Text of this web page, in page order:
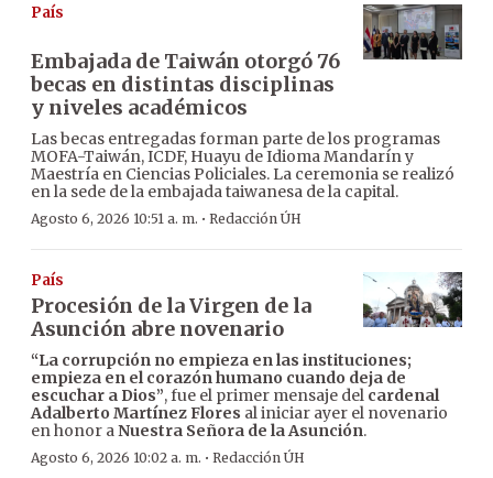
País
Embajada de Taiwán otorgó 76
becas en distintas disciplinas
y niveles académicos
Las becas entregadas forman parte de los programas
MOFA-Taiwán, ICDF, Huayu de Idioma Mandarín y
Maestría en Ciencias Policiales. La ceremonia se realizó
en la sede de la embajada taiwanesa de la capital.
Agosto 6, 2026 10:51 a. m. · Redacción ÚH
País
Procesión de la Virgen de la
Asunción abre novenario
“La corrupción no empieza en las instituciones;
empieza en el corazón humano cuando deja de
escuchar a Dios”, fue el primer mensaje del cardenal
Adalberto Martínez Flores al iniciar ayer el novenario
en honor aNuestra Señora de la Asunción.
Agosto 6, 2026 10:02 a. m. · Redacción ÚH